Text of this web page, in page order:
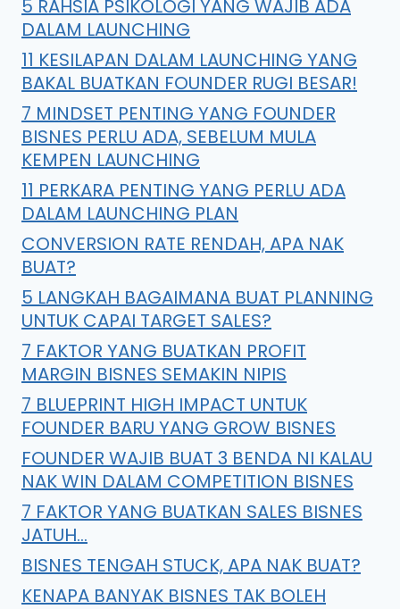
5 RAHSIA PSIKOLOGI YANG WAJIB ADA
DALAM LAUNCHING
11 KESILAPAN DALAM LAUNCHING YANG
BAKAL BUATKAN FOUNDER RUGI BESAR!
7 MINDSET PENTING YANG FOUNDER
BISNES PERLU ADA, SEBELUM MULA
KEMPEN LAUNCHING
11 PERKARA PENTING YANG PERLU ADA
DALAM LAUNCHING PLAN
CONVERSION RATE RENDAH, APA NAK
BUAT?
5 LANGKAH BAGAIMANA BUAT PLANNING
UNTUK CAPAI TARGET SALES?
7 FAKTOR YANG BUATKAN PROFIT
MARGIN BISNES SEMAKIN NIPIS
7 BLUEPRINT HIGH IMPACT UNTUK
FOUNDER BARU YANG GROW BISNES
FOUNDER WAJIB BUAT 3 BENDA NI KALAU
NAK WIN DALAM COMPETITION BISNES
7 FAKTOR YANG BUATKAN SALES BISNES
JATUH…
BISNES TENGAH STUCK, APA NAK BUAT?
KENAPA BANYAK BISNES TAK BOLEH